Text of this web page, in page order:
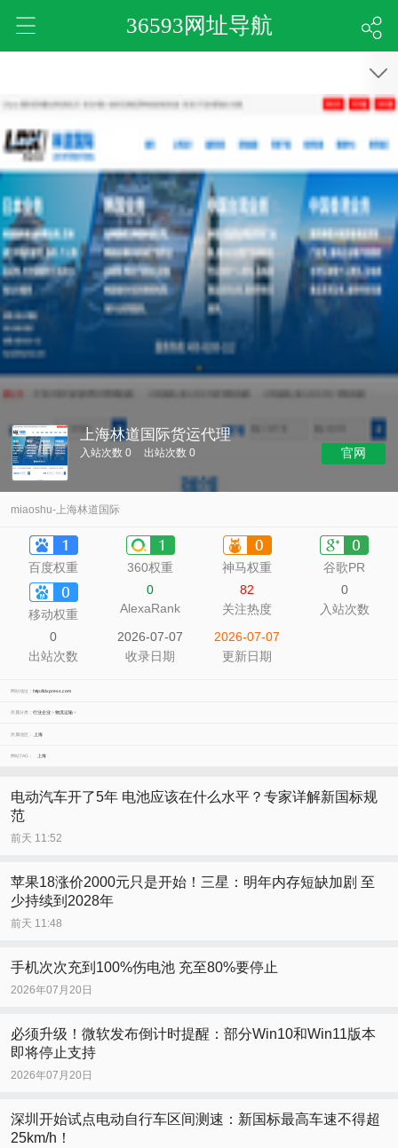
36593网址导航
上海林道国际货运代理
入站次数 0 出站次数 0 官网
miaoshu-上海林道国际
百度权重 360权重 神马权重 谷歌PR
移动权重
0
AlexaRank
82
关注热度
0
入站次数
0
出站次数
2026-07-07
收录日期
2026-07-07
更新日期
网站地址： http://ldxpress.com
所属分类： 行业企业>物流运输>
所属地区： 上海
网站TAG： 上海
电动汽车开了5年 电池应该在什么水平？专家详解新国标规
范
前天 11:52
苹果18涨价2000元只是开始！三星：明年内存短缺加剧 至
少持续到2028年
前天 11:48
手机次次充到100%伤电池 充至80%要停止
2026年07月20日
必须升级！微软发布倒计时提醒：部分Win10和Win11版本
即将停止支持
2026年07月20日
深圳开始试点电动自行车区间测速：新国标最高车速不得超
25km/h！